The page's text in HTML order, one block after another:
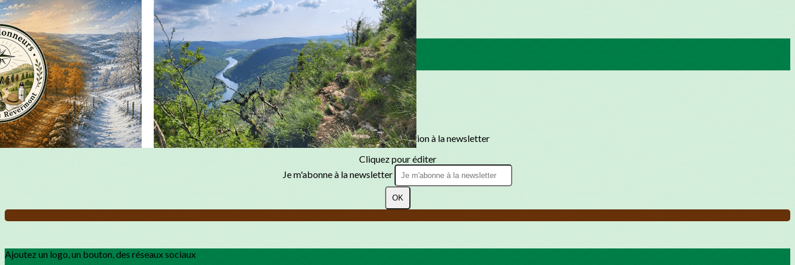
Exporter les lignes sélectionnées
Exporter toutes les colonnes
Exporter uniquement les colonnes affichées
Menu
?>
Images de la page d'accueil
Cliquez pour éditer
Texte, bouton et/ou inscription à la newsletter
Cliquez pour éditer
Je m'abonne à la newsletter
OK
Ajoutez un logo, un bouton, des réseaux sociaux